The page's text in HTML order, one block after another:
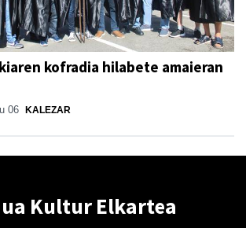
kofradia hilabete amaieran
06 KALEZAR
Kultur Elkartea